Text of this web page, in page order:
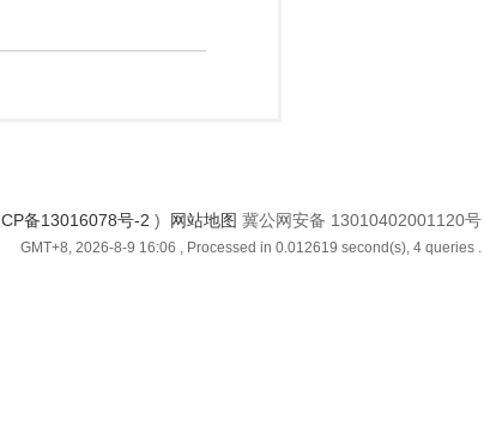
备13016078号-2 ) 网站地图 冀公网安备 13010402001120号
GMT+8, 2026-8-9 16:06 , Processed in 0.012619 second(s), 4 queries .